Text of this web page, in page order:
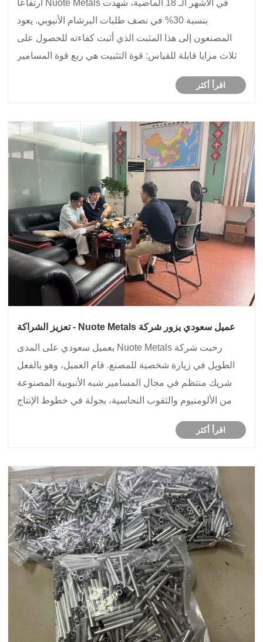
في الأشهر الـ 18 الماضية، شهدت Nuote Metals ارتفاعًا
بنسبة 30% في نصف طلبات البرشام الأنبوبي. يعود
المصنعون إلى هذا المثبت الذي أثبت كفاءته للحصول على
ثلاث مزايا قابلة للقياس: قوة التثبيت هي ربع قوة المسامير
تعمل المسامير كنقاط محورية. وخفض أحد ......
اقرأ أكثر
عميل سعودي يزور شركة Nuote Metals - تعزيز الشراكة
والثقوب النحاسية
رحبت شركة Nuote Metals بعميل سعودي على المدى
الطويل في زيارة شخصية للمصنع. قام العميل، وهو بالفعل
شريك منتظم في مجال المسامير شبه الأنبوبية المصنوعة
من الألومنيوم والثقوب النحاسية، بجولة في خطوط الإنتاج
زيارة مبنية على الثقة وتعزز موثوقيتنا ال......
اقرأ أكثر